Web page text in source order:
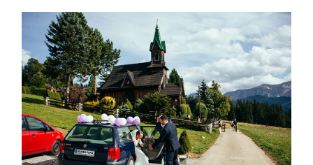
ZAMIEŚĆ KOMENTARZ